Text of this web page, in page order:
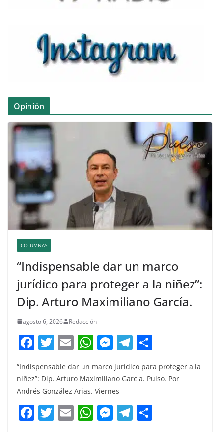
Opinión
COLUMNAS
“Indispensable dar un marco
jurídico para proteger a la niñez”:
Dip. Arturo Maximiliano García.
agosto 6, 2026 Redacción
F
c
e
b
o
T
w
itt
er
E
ai
l
W
at
s
A
p
M
e
ss
e
n
g
T
e
a
m
m
“Indispensable dar un marco jurídico para proteger a la
niñez”: Dip. Arturo Maximiliano García. Pulso, Por
Andrés González Arias. Viernes
F T E W M T